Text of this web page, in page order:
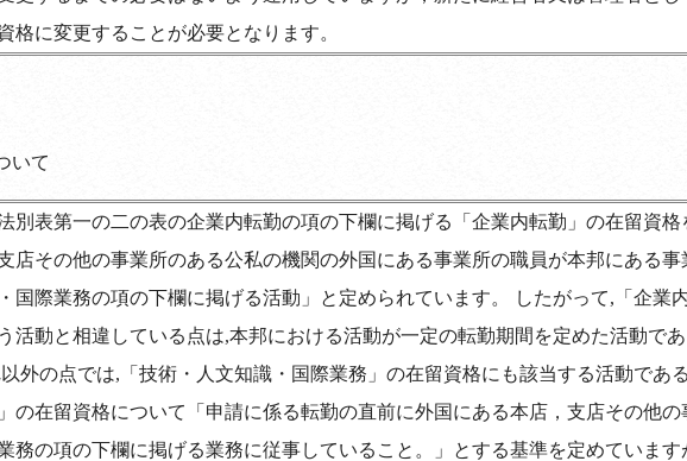
格に変更することが必要となります。
いて
別表第一の二の表の企業内転勤の項の下欄に掲げる「企業内転勤」の在留資
店その他の事業所のある公私の機関の外国にある事業所の職員が本邦にある
国際業務の項の下欄に掲げる活動」と定められています。 したがって,「企業
活動と相違している点は,本邦における活動が一定の転勤期間を定めた活動で
外の点では,「技術・人文知識・国際業務」の在留資格にも該当する活動であ
の在留資格について「申請に係る転勤の直前に外国にある本店，支店その他
務の項の下欄に掲げる業務に従事していること。」とする基準を定めていま